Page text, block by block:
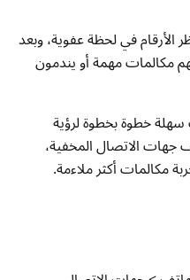
الأرقام في لحظة عفوية، وبعد
مكالمات مهمة أو يندمون
خطوة بخطوة لرؤية
الاتصال المخفية،
مكالمات أكثر ملاءمة.